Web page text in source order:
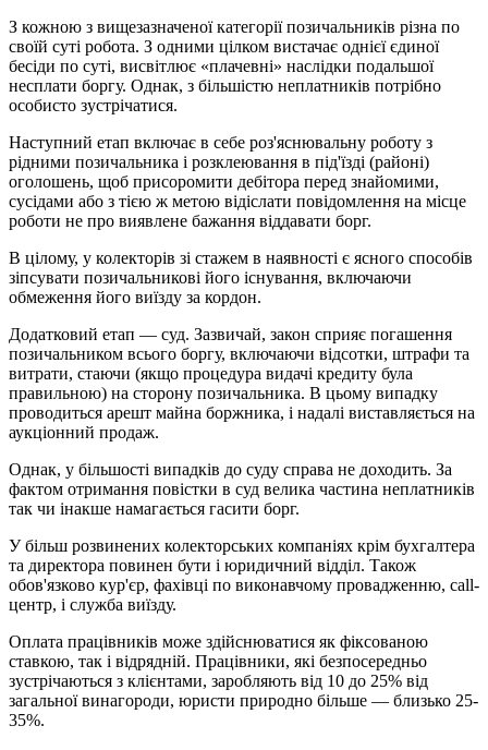
З кожною з вищезазначеної категорії позичальників різна по
своїй суті робота. З одними цілком вистачає однієї єдиної
бесіди по суті, висвітлює «плачевні» наслідки подальшої
несплати боргу. Однак, з більшістю неплатників потрібно
особисто зустрічатися.
Наступний етап включає в себе роз'яснювальну роботу з
рідними позичальника і розклеювання в під'їзді (районі)
оголошень, щоб присоромити дебітора перед знайомими,
сусідами або з тією ж метою відіслати повідомлення на місце
роботи не про виявлене бажання віддавати борг.
В цілому, у колекторів зі стажем в наявності є ясного способів
зіпсувати позичальникові його існування, включаючи
обмеження його виїзду за кордон.
Додатковий етап — суд. Зазвичай, закон сприяє погашення
позичальником всього боргу, включаючи відсотки, штрафи та
витрати, стаючи (якщо процедура видачі кредиту була
правильною) на сторону позичальника. В цьому випадку
проводиться арешт майна боржника, і надалі виставляється на
аукціонний продаж.
Однак, у більшості випадків до суду справа не доходить. За
фактом отримання повістки в суд велика частина неплатників
так чи інакше намагається гасити борг.
У більш розвинених колекторських компаніях крім бухгалтера
та директора повинен бути і юридичний відділ. Також
обов'язково кур'єр, фахівці по виконавчому провадженню, call-
центр, і служба виїзду.
Оплата працівників може здійснюватися як фіксованою
ставкою, так і відрядній. Працівники, які безпосередньо
зустрічаються з клієнтами, заробляють від 10 до 25% від
загальної винагороди, юристи природно більше — близько 25-
35%.